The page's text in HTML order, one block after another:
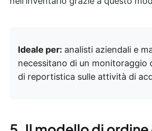
Ideale per: analisti aziendali e
necessitano di un monitoraggio
di reportistica sulle attività di